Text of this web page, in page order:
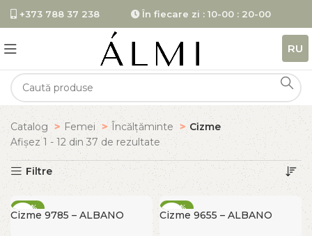
+373 788 37 238 În fiecare zi : 10-00 : 20-00
RU
Catalog Femei Încălțăminte
Cizme
Afișez 1 - 12 din 37 de rezultate
Filtre
-60%
Cizme 9785 – ALBANO
-60%
Cizme 9655 – ALBANO